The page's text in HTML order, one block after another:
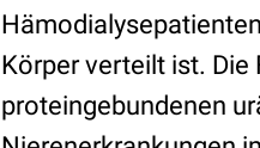
Körper verteilt ist. Die
proteingebundenen